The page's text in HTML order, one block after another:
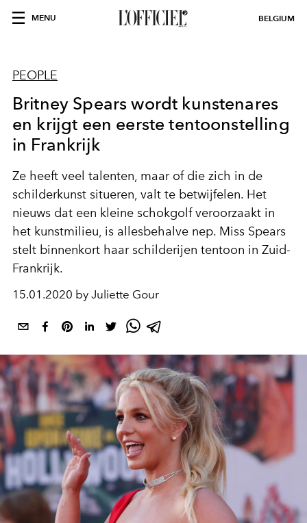
MENU BELGIUM
PEOPLE
Britney Spears wordt kunstenares
en krijgt een eerste tentoonstelling
in Frankrijk
Ze heeft veel talenten, maar of die zich in de
schilderkunst situeren, valt te betwijfelen. Het
nieuws dat een kleine schokgolf veroorzaakt in
het kunstmilieu, is allesbehalve nep. Miss Spears
stelt binnenkort haar schilderijen tentoon in Zuid-
Frankrijk.
15.01.2020 by Juliette Gour